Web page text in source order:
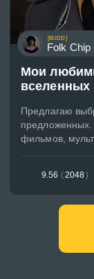
[BUDD]
Folk Chip
Мои
вселенных
Предлагаю
предложенных.
фильмов,
9.56 (2048)